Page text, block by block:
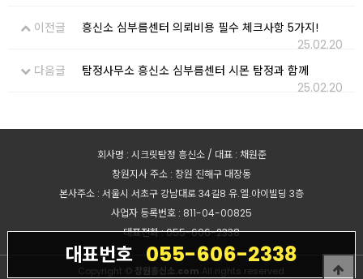
이전글
흥신소 심부름센터 의뢰비용 필수 체크사항 5가지!
25.02.20
다음글
탐정사무소 흥신소 심부름센터 시몬 탐정과 함께
25.02.20
대표번호 055-606-2338
회사명 : 시크릿탐정 흥신소 / 대표 : 채원준
창원지사 주소 : 창원 진해구 대장동
본사주소 : 서울시 서초구 강남대로 34길8 유.엘.아이빌딩 3층
사업자 등록번호 : 811-04-00825
대표전화 : 055-606-2338
Copyright © 창원흥신소.com All rights reserved.